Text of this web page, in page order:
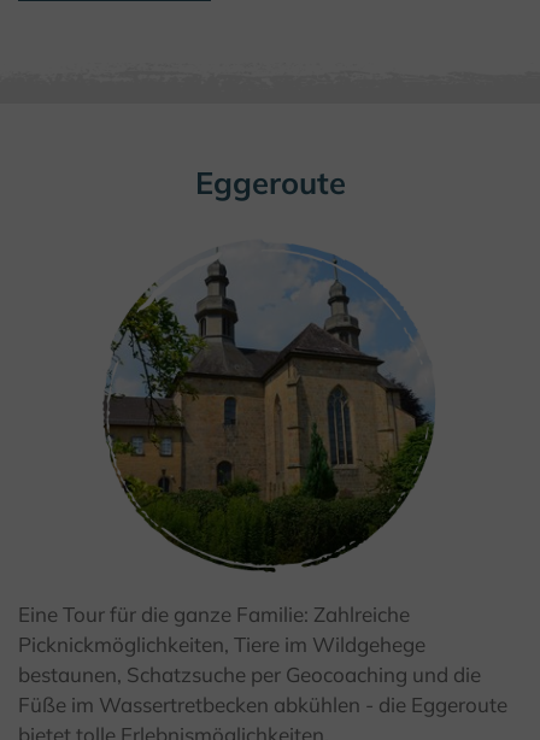
Eggeroute
© Kulturland Kreis Höxter
Eine Tour für die ganze Familie: Zahlreiche
Picknickmöglichkeiten, Tiere im Wildgehege
bestaunen, Schatzsuche per Geocoaching und die
Füße im Wassertretbecken abkühlen - die Eggeroute
bietet tolle Erlebnismöglichkeiten.